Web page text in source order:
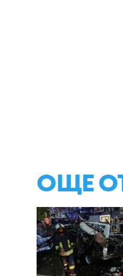
ОЩЕ